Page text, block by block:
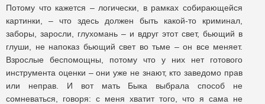
Потому что кажется – логически, в рамках собирающейся
картинки, – что здесь должен быть какой-то криминал,
заборы, заросли, глухомань – и вдруг этот свет, бьющий в
глуши, не напоказ бьющий свет во тьме – он все меняет.
Взрослые беспомощны, потому что у них нет готового
инструмента оценки – они уже не знают, кто заведомо прав
или неправ. И вот мать Быка выбрала способ не
сомневаться, говоря: с меня хватит того, что я сама не